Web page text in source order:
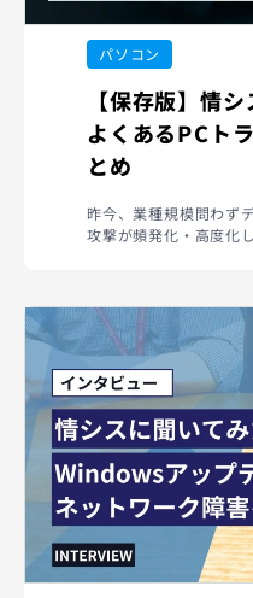
パソコン
【保存版】情
よくあるPCト
とめ
昨今、業種規模問わず
攻撃が頻発化・高度化